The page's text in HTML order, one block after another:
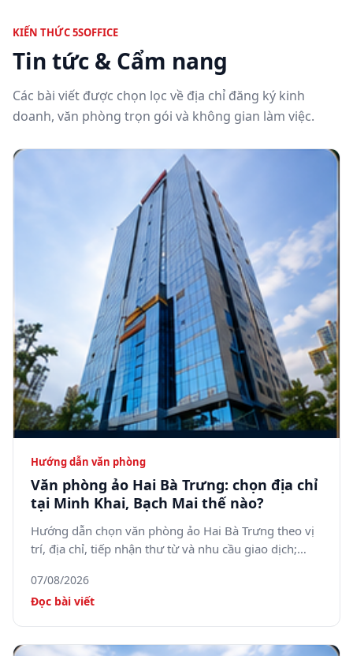
KIẾN THỨC 5SOFFICE
Tin tức & Cẩm nang
Các bài viết được chọn lọc về địa chỉ đăng ký kinh
doanh, văn phòng trọn gói và không gian làm việc.
Hướng dẫn văn phòng
Văn phòng ảo Hai Bà Trưng: chọn địa chỉ
tại Minh Khai, Bạch Mai thế nào?
Hướng dẫn chọn văn phòng ảo Hai Bà Trưng theo vị
trí, địa chỉ, tiếp nhận thư từ và nhu cầu giao dịch;
Mai.
07/08/2026
Đọc bài viết